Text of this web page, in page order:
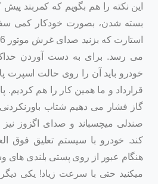
این نکته را هم بگویم که کمربند
بسته شدن، بصورت خودکار کمی
می رسد. برای به دست آوردن
خودرو باید آن را روی حالت اسپرت
گاز فشار می دهیم شتاب باورنکردنی
صندلی میچسباند و صدای اگزوز
کند. خودرو با سیستم تعلیق فوق
هنگام عبور از روی پستی بلندی های
میکنید حتی با سرعت زیاد! یکی